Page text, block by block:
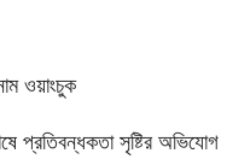
ওয়াংচুক
প্রতিবন্ধকতা সৃষ্টির অভিযোগ